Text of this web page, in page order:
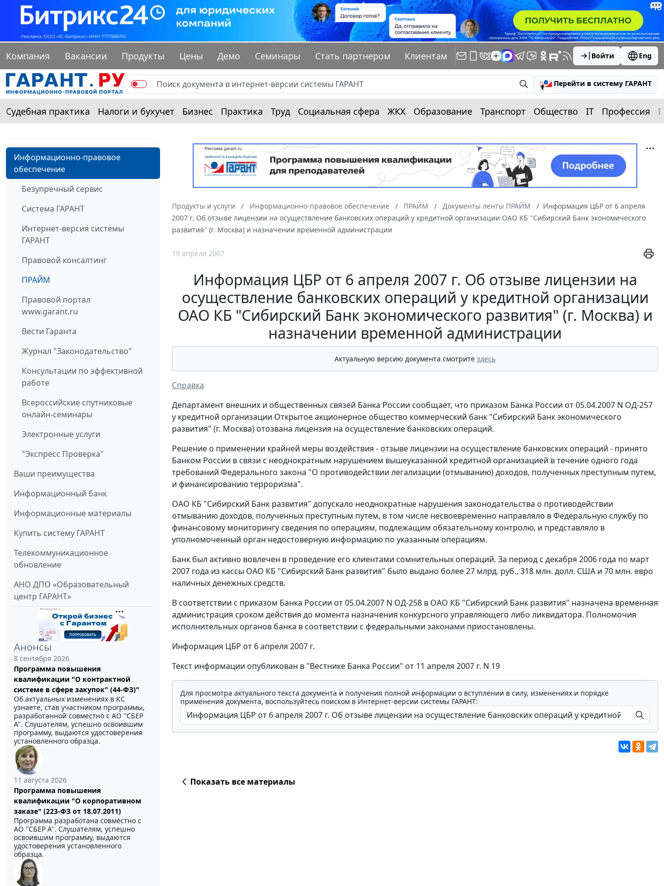
Компания Вакансии Продукты Цены Демо Семинары Стать партнером Клиентам Войти Eng
Перейти в систему ГАРАНТ
Судебная практика Налоги и бухучет Бизнес Практика Труд Социальная сфера ЖКХ Образование Транспорт Общество IT Профессия
Информационно-правовое
обеспечение
Безупречный сервис
Система ГАРАНТ
Интернет-версия системы
ГАРАНТ
Правовой консалтинг
ПРАЙМ
Правовой портал
www.garant.ru
Вести Гаранта
Журнал "Законодательство"
Консультации по эффективной
работе
Всероссийские спутниковые
онлайн-семинары
Электронные услуги
"Экспресс Проверка"
Ваши преимущества
Информационный банк
Информационные материалы
Купить систему ГАРАНТ
Телекоммуникационное
обновление
АНО ДПО «Образовательный
центр ГАРАНТ»
Анонсы
8 сентября 2026
Программа повышения
квалификации "О контрактной
системе в сфере закупок" (44-ФЗ)"
Об актуальных изменениях в КС
узнаете, став участником программы,
разработанной совместно с АО ''СБЕР
А". Слушателям, успешно освоившим
программу, выдаются удостоверения
установленного образца.
11 августа 2026
Программа повышения
квалификации "О корпоративном
заказе" (223-ФЗ от 18.07.2011)
Программа разработана совместно с
АО ''СБЕР А". Слушателям, успешно
освоившим программу, выдаются
удостоверения установленного
образца.
Продукты и услуги Информационно-правовое обеспечение ПРАЙМ Документы ленты ПРАЙМ
Информация ЦБР от 6 апреля
2007 г. Об отзыве лицензии на осуществление банковских операций у кредитной организации ОАО КБ "Сибирский Банк экономического
развития" (г. Москва) и назначении временной администрации
19 апреля 2007
Информация ЦБР от 6 апреля 2007 г. Об отзыве лицензии на
осуществление банковских операций у кредитной организации
ОАО КБ "Сибирский Банк экономического развития" (г. Москва) и
назначении временной администрации
Актуальную версию документа смотрите здесь
Справка
Департамент внешних и общественных связей Банка России сообщает, что приказом Банка России от 05.04.2007 N ОД-257
у кредитной организации Открытое акционерное общество коммерческий банк "Сибирский Банк экономического
развития" (г. Москва) отозвана лицензия на осуществление банковских операций.
Решение о применении крайней меры воздействия - отзыве лицензии на осуществление банковских операций - принято
Банком России в связи с неоднократным нарушением вышеуказанной кредитной организацией в течение одного года
требований Федерального закона "О противодействии легализации (отмыванию) доходов, полученных преступным путем,
и финансированию терроризма".
ОАО КБ "Сибирский Банк развития" допускало неоднократные нарушения законодательства о противодействии
отмыванию доходов, полученных преступным путем, в том числе несвоевременно направляло в Федеральную службу по
финансовому мониторингу сведения по операциям, подлежащим обязательному контролю, и представляло в
уполномоченный орган недостоверную информацию по указанным операциям.
Банк был активно вовлечен в проведение его клиентами сомнительных операций. За период с декабря 2006 года по март
2007 года из кассы ОАО КБ "Сибирский Банк развития" было выдано более 27 млрд. руб., 318 млн. долл. США и 70 млн. евро
наличных денежных средств.
В соответствии с приказом Банка России от 05.04.2007 N ОД-258 в ОАО КБ "Сибирский Банк развития" назначена временная
администрация сроком действия до момента назначения конкурсного управляющего либо ликвидатора. Полномочия
исполнительных органов банка в соответствии с федеральными законами приостановлены.
Информация ЦБР от 6 апреля 2007 г.
Текст информации опубликован в "Вестнике Банка России" от 11 апреля 2007 г. N 19
Для просмотра актуального текста документа и получения полной информации о вступлении в силу, изменениях и порядке
применения документа, воспользуйтесь поиском в Интернет-версии системы ГАРАНТ:
Показать все материалы